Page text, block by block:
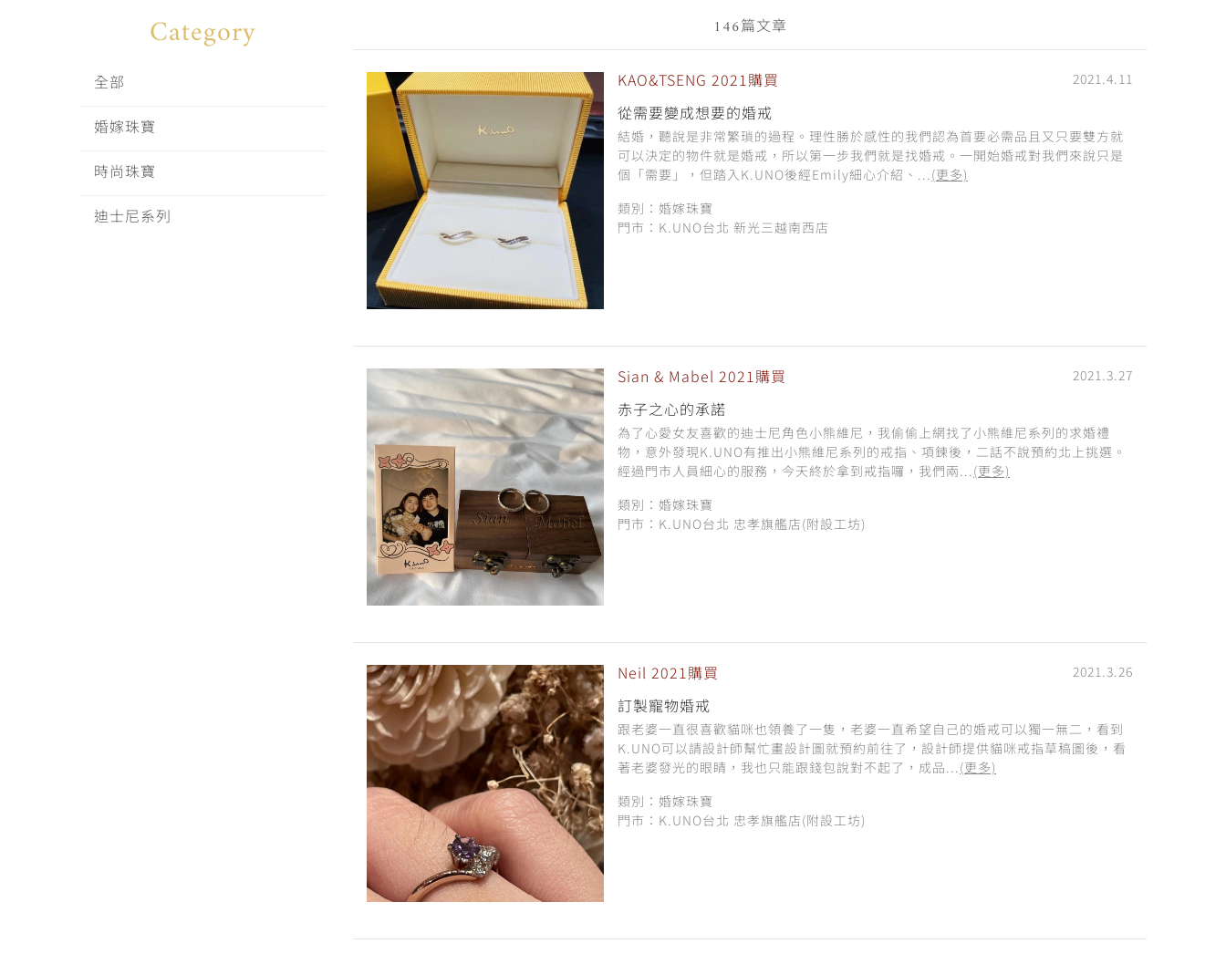
Category
全部
婚嫁珠寶
時尚珠寶
迪士尼系列
146篇文章
KAO&TSENG 2021購買 2021.4.11
從需要變成想要的婚戒
結婚，聽說是非常繁瑣的過程。理性勝於感性的我們認為首要必需品且又只要雙方就
可以決定的物件就是婚戒，所以第一步我們就是找婚戒。一開始婚戒對我們來說只是
個「需要」，但踏入K.UNO後經Emily細心介紹、...(更多)
類別：婚嫁珠寶
門市：K.UNO台北 新光三越南西店
Sian & Mabel 2021購買 2021.3.27
赤子之心的承諾
為了心愛女友喜歡的迪士尼角色小熊維尼，我偷偷上網找了小熊維尼系列的求婚禮
物，意外發現K.UNO有推出小熊維尼系列的戒指、項鍊後，二話不說預約北上挑選。
經過門市人員細心的服務，今天終於拿到戒指囉，我們兩... (更多)
類別：婚嫁珠寶
門市：K.UNO台北 忠孝旗艦店(附設工坊)
Neil 2021購買 2021.3.26
訂製寵物婚戒
跟老婆一直很喜歡貓咪也領養了一隻，老婆一直希望自己的婚戒可以獨一無二，看到
K.UNO可以請設計師幫忙畫設計圖就預約前往了，設計師提供貓咪戒指草稿圖後，看
著老婆發光的眼睛，我也只能跟錢包說對不起了，成品... (更多)
類別：婚嫁珠寶
門市：K.UNO台北 忠孝旗艦店(附設工坊)